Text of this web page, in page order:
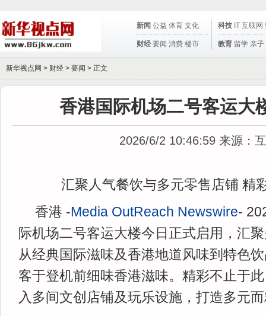
新闻 公益 体育 文化
财经 要闻 消费 楼市
科技 IT 互联网
教育 留学 亲子
新华视点网 > 财经 > 要闻 > 正文
香港国际机场二号客运大
2026/6/2 10:46:59 来源：
汇聚人气餐饮与多元零售店铺 精
香港 -Media OutReach Newswire-
际机场二号客运大楼今日正式启用，汇
从经典国际滋味及香港地道风味到特色
客于登机前细味香港滋味。精彩不止于
入多间文创店铺及玩乐设施，打造多元